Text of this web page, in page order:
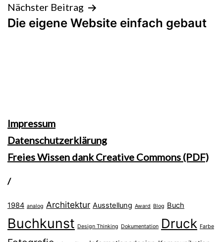
Nächster Beitrag
Die eigene Website einfach gebaut
Impressum
Datenschutzerklärung
Freies Wissen dank Creative Commons (PDF)
/
1984 analog Architektur Ausstellung Award Blog Buch
Buchkunst Design Thinking Dokumentation Druck Farbe